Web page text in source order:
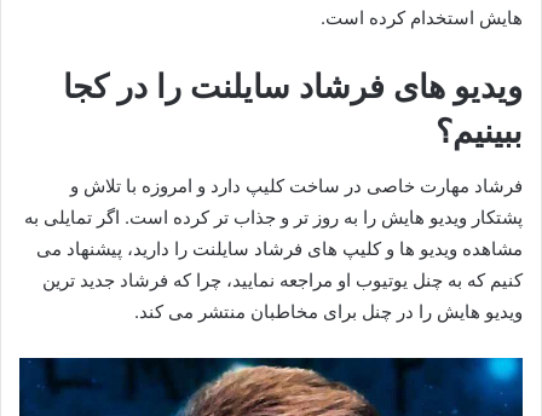
هایش استخدام کرده است.
ویدیو های فرشاد سایلنت را در کجا
ببینیم؟
فرشاد مهارت خاصی در ساخت کلیپ دارد و امروزه با تلاش و
پشتکار ویدیو هایش را به روز تر و جذاب تر کرده است. اگر تمایلی به
مشاهده ویدیو ها و کلیپ های فرشاد سایلنت را دارید، پیشنهاد می
کنیم که به چنل یوتیوب او مراجعه نمایید، چرا که فرشاد جدید ترین
ویدیو هایش را در چنل برای مخاطبان منتشر می‌ کند.